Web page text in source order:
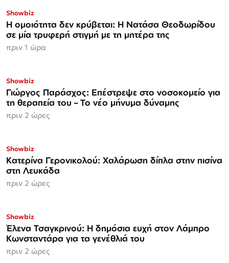
Showbiz
Η ομοιότητα δεν κρύβεται: Η Νατάσα Θεοδωρίδου
σε μία τρυφερή στιγμή με τη μητέρα της
πριν 1 ώρα
Showbiz
Γιώργος Παράσχος: Επέστρεψε στο νοσοκομείο για
τη θεραπεία του – Το νέο μήνυμα δύναμης
πριν 2 ώρες
Showbiz
Κατερίνα Γερονικολού: Χαλάρωση δίπλα στην πισίνα
στη Λευκάδα
πριν 2 ώρες
Showbiz
Έλενα Τσαγκρινού: Η δημόσια ευχή στον Λάμπρο
Κωνσταντάρα για τα γενέθλιά του
πριν 2 ώρες